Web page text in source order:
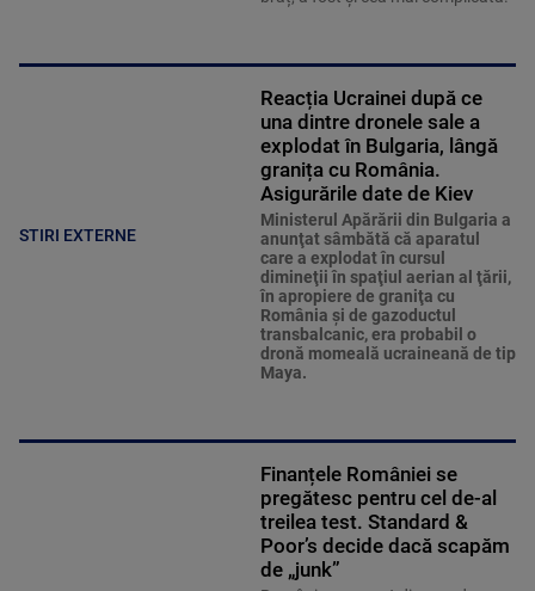
STIRI EXTERNE
Reacția Ucrainei după ce
una dintre dronele sale a
explodat în Bulgaria, lângă
granița cu România.
Asigurările date de Kiev
Ministerul Apărării din Bulgaria a
anunţat sâmbătă că aparatul
care a explodat în cursul
dimineţii în spaţiul aerian al ţării,
în apropiere de graniţa cu
România şi de gazoductul
transbalcanic, era probabil o
dronă momeală ucraineană de tip
Maya.
Finanțele României se
pregătesc pentru cel de-al
treilea test. Standard &
Poor’s decide dacă scapăm
de „junk”